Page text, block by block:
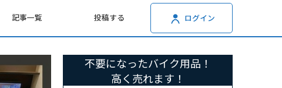
記事一覧 投稿する ログイン
不要になったバイク用品！
高く売れます！